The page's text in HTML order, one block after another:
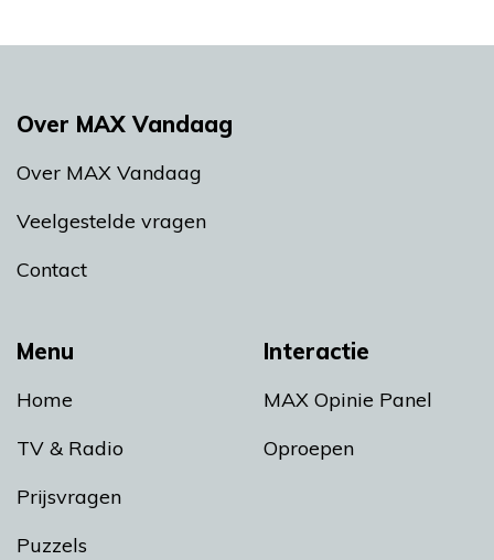
Menu
Home
TV & Radio
Prijsvragen
Puzzels
Interactie
MAX Opinie Panel
Oproepen
Over MAX Vandaag
Over MAX Vandaag
Veelgestelde vragen
Contact